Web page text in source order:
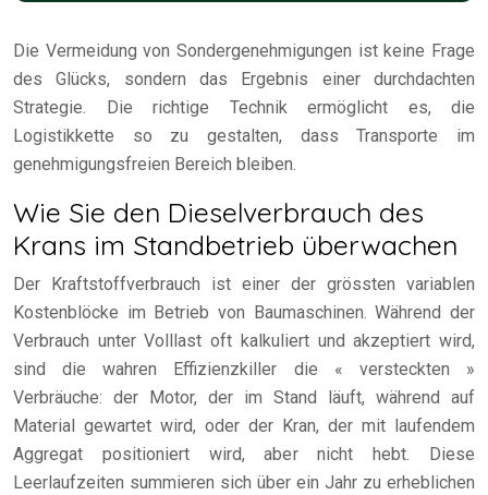
Die Vermeidung von Sondergenehmigungen ist keine Frage
des Glücks, sondern das Ergebnis einer durchdachten
Strategie. Die richtige Technik ermöglicht es, die
Logistikkette so zu gestalten, dass Transporte im
genehmigungsfreien Bereich bleiben.
Wie Sie den Dieselverbrauch des
Krans im Standbetrieb überwachen
Der Kraftstoffverbrauch ist einer der grössten variablen
Kostenblöcke im Betrieb von Baumaschinen. Während der
Verbrauch unter Volllast oft kalkuliert und akzeptiert wird,
sind die wahren Effizienzkiller die « versteckten »
Verbräuche: der Motor, der im Stand läuft, während auf
Material gewartet wird, oder der Kran, der mit laufendem
Aggregat positioniert wird, aber nicht hebt. Diese
Leerlaufzeiten summieren sich über ein Jahr zu erheblichen